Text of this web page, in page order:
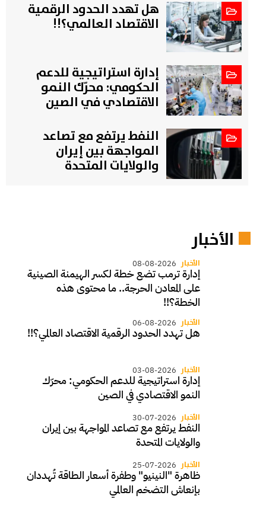
هل تهدد الحدود الرقمية
الاقتصاد العالمي؟!!
إدارة استراتيجية للدعم
الحكومي: محرّك النمو
الاقتصادي في الصين
النفط يرتفع مع تصاعد
المواجهة بين إيران
والولايات المتحدة
الأخبار
الأخبار 08-08-2026
إدارة ترمب تضع خطة لكسر الهيمنة الصينية
على المعادن الحرجة.. ما محتوى هذه
الخطة؟!!
الأخبار 06-08-2026
هل تهدد الحدود الرقمية الاقتصاد العالمي؟!!
الأخبار 03-08-2026
إدارة استراتيجية للدعم الحكومي: محرّك
النمو الاقتصادي في الصين
الأخبار 30-07-2026
النفط يرتفع مع تصاعد المواجهة بين إيران
والولايات المتحدة
الأخبار 25-07-2026
ظاهرة "النينيو" وطفرة أسعار الطاقة تُهددان
بإنعاش التضخم العالمي